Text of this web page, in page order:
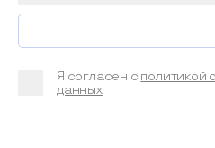
Я согласен с политикой
данных